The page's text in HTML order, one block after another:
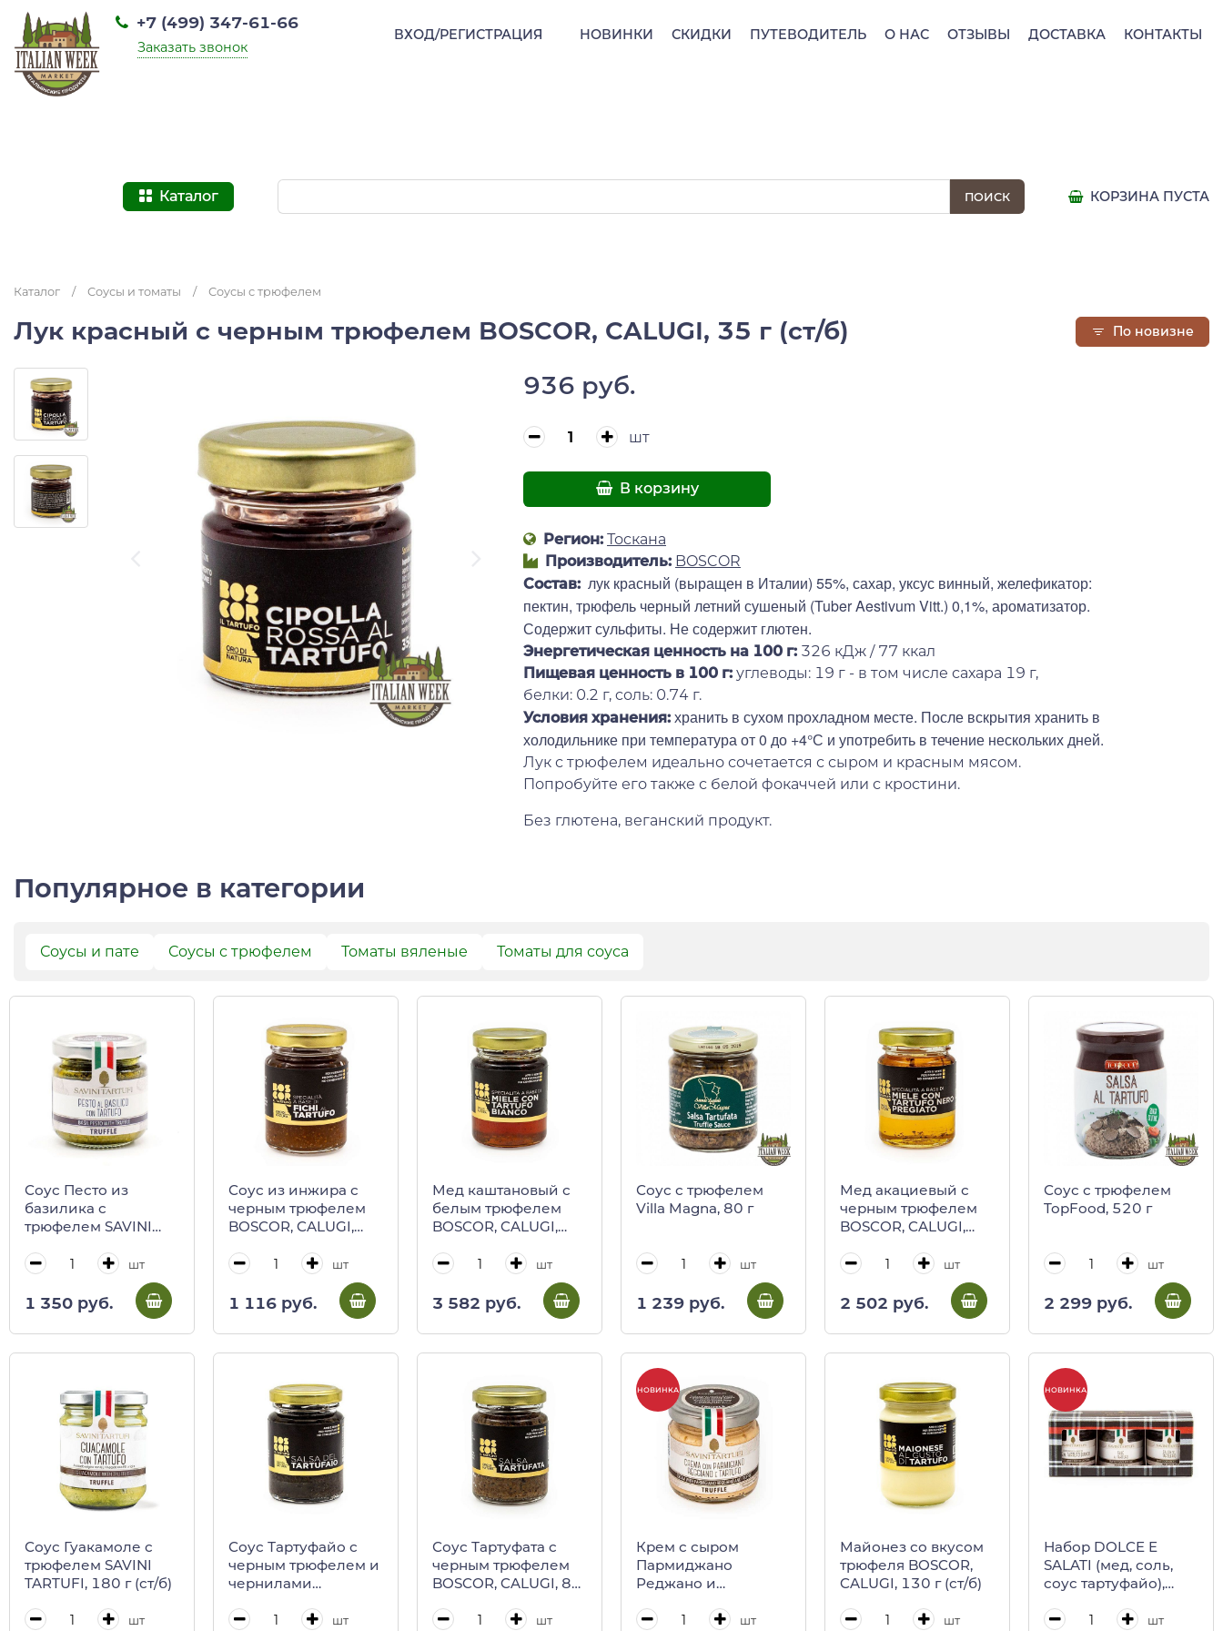
НОВИНКИ СКИДКИ ПУТЕВОДИТЕЛЬ О НАС ОТЗЫВЫ ДОСТАВКА КОНТАКТЫ
+7 (499) 347-61-66
Заказать звонок
ВХОД/РЕГИСТРАЦИЯ
Каталог КОРЗИНА ПУСТА
Каталог / Соусы и томаты / Соусы с трюфелем
Лук красный с черным трюфелем BOSCOR, CALUGI, 35 г (ст/б)
936 руб.
шт
В корзину
Регион: Тоскана
Производитель: BOSCOR
Состав: лук красный (выращен в Италии) 55%, сахар, уксус винный, желефикатор:
пектин, трюфель черный летний сушеный (Tuber Aestivum Vitt.) 0,1%, ароматизатор.
Содержит сульфиты. Не содержит глютен.
Энергетическая ценность на 100 г: 326 кДж / 77 ккал
Пищевая ценность в 100 г: углеводы: 19 г - в том числе сахара 19 г,
белки: 0.2 г, cоль: 0.74 г.
Условия хранения: хранить в сухом прохладном месте. После вскрытия хранить в
холодильнике при температура от 0 до +4°С и употребить в течение нескольких дней.
Лук с трюфелем идеально сочетается с сыром и красным мясом.
Попробуйте его также с белой фокаччей или с кростини.
Без глютена, веганский продукт.
Популярное в категории
По новизне
Соусы и пате Соусы с трюфелем Томаты вяленые Томаты для соуса
Соус Песто из
базилика с
трюфелем SAVINI
шт
1 350 руб.
Соус из инжира с
черным трюфелем
BOSCOR, CALUGI,
шт
1 116 руб.
Мед каштановый с
белым трюфелем
BOSCOR, CALUGI,
шт
3 582 руб.
Соус с трюфелем
Villa Magna, 80 г
шт
1 239 руб.
Мед акациевый с
черным трюфелем
BOSCOR, CALUGI,
шт
2 502 руб.
Соус с трюфелем
TopFood, 520 г
шт
2 299 руб.
Соус Гуакамоле с
трюфелем SAVINI
TARTUFI, 180 г (ст/б)
шт
Соус Тартуфайо с
черным трюфелем и
чернилами
CALUGI, 85 г (ст/б)
шт
Соус Тартуфата с
черным трюфелем
BOSCOR, CALUGI, 85
шт
НОВИНКА
Крем с сыром
Пармиджано
Реджано и
Tartufi, 90 г (ст/б)
шт
Майонез со вкусом
трюфеля BOSCOR,
CALUGI, 130 г (ст/б)
шт
НОВИНКА
Набор DOLCE E
SALATI (мед, соль,
соус тартуфайо),
шт